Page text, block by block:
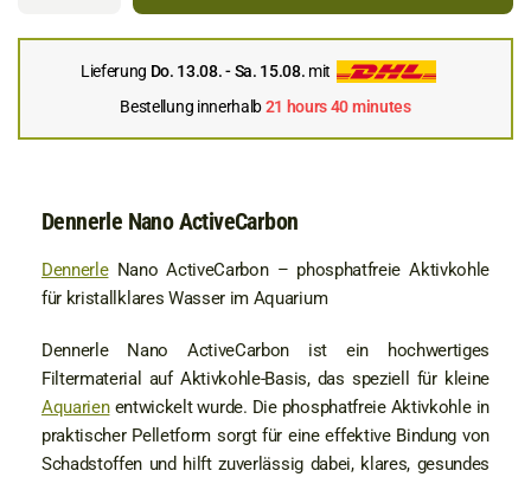
Lieferung Do. 13.08. - Sa. 15.08. mit
Bestellung innerhalb21 hours 40 minutes
Dennerle Nano ActiveCarbon
DennerleNano ActiveCarbon – phosphatfreie Aktivkohle
für kristallklares Wasser im Aquarium
Dennerle Nano ActiveCarbon ist ein hochwertiges
Filtermaterial auf Aktivkohle-Basis, das speziell für kleine
Aquarienentwickelt wurde. Die phosphatfreie Aktivkohle in
praktischer Pelletform sorgt für eine effektive Bindung von
Schadstoffen und hilft zuverlässig dabei, klares, gesundes